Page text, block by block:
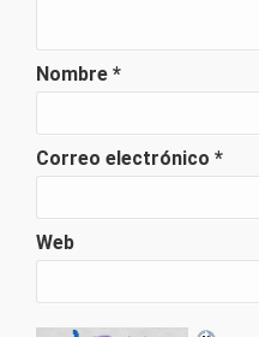
Nombre *
Correo electrónico *
Web